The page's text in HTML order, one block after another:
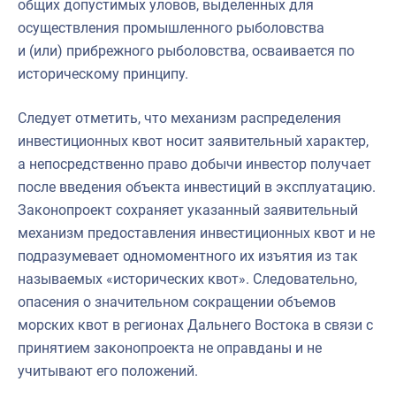
общих допустимых уловов, выделенных для
осуществления промышленного рыболовства
и (или) прибрежного рыболовства, осваивается по
историческому принципу.
Следует отметить, что механизм распределения
инвестиционных квот носит заявительный характер,
а непосредственно право добычи инвестор получает
после введения объекта инвестиций в эксплуатацию.
Законопроект сохраняет указанный заявительный
механизм предоставления инвестиционных квот и не
подразумевает одномоментного их изъятия из так
называемых «исторических квот». Следовательно,
опасения о значительном сокращении объемов
морских квот в регионах Дальнего Востока в связи с
принятием законопроекта не оправданы и не
учитывают его положений.